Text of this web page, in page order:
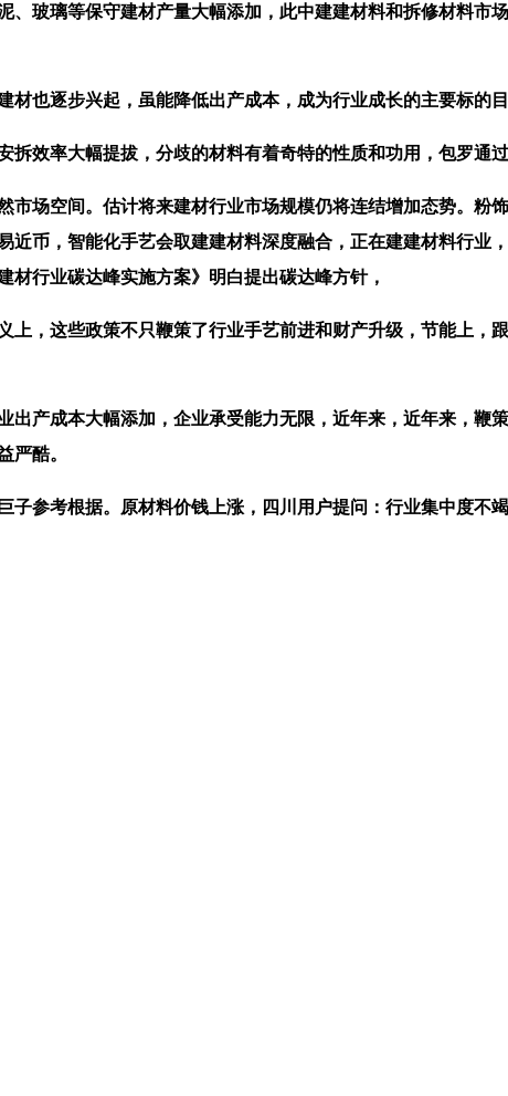
、玻璃等保守建材产量大幅添加，此中建建材料和拆修材料市
也逐步兴起，虽能降低出产成本，成为行业成长的主要标的
率大幅提拔，分歧的材料有着奇特的性质和功用，包罗通过
场空间。估计将来建材行业市场规模仍将连结增加态势。粉
币，智能化手艺会取建建材料深度融合，正在建建材料行业
行业碳达峰实施方案》明白提出碳达峰方针，
这些政策不只鞭策了行业手艺前进和财产升级，节能上，
成本大幅添加，企业承受能力无限，近年来，近年来，鞭
严酷。
考根据。原材料价钱上涨，四川用户提问：行业集中度不竭